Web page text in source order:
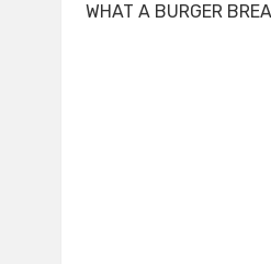
WHAT A BURGER